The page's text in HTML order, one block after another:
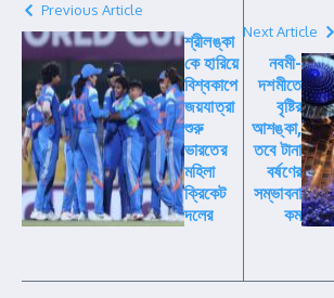
Previous Article
শ্রীলঙ্কা
কে হারিয়ে
বিশ্বকাপে
জয়যাত্রা
শুরু
ভারতের
মহিলা
ক্রিকেট
দলের
Next Article
নবমী-
দশমীতে
বৃষ্টির
আশঙ্কা,
তবে টানা
বর্ষণের
সম্ভাবনা
কম